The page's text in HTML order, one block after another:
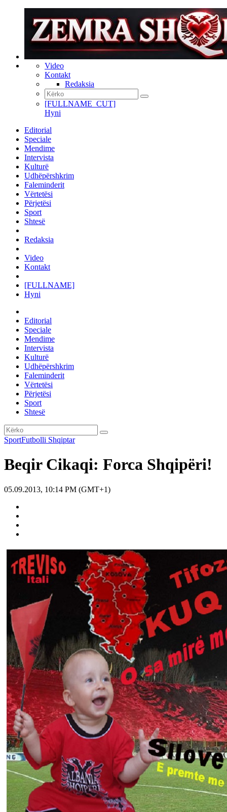
Video
Kontakt
Redaksia
[FULLNAME_CUT]
Hyni
Editorial
Speciale
Mendime
Intervista
Kulturë
Udhëpërshkrim
Faleminderit
Vërtetësi
Përjetësi
Sport
Shtesë
Redaksia
Video
Kontakt
[FULLNAME]
Hyni
Editorial
Speciale
Mendime
Intervista
Kulturë
Udhëpërshkrim
Faleminderit
Vërtetësi
Përjetësi
Sport
Shtesë
SportFutbolli Shqiptar
Beqir Cikaqi: Forca Shqipëri!
05.09.2013, 10:14 PM (GMT+1)